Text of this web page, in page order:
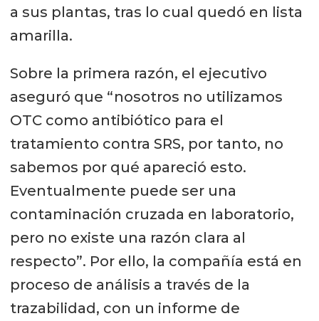
a sus plantas, tras lo cual quedó en lista
amarilla.
Sobre la primera razón, el ejecutivo
aseguró que “nosotros no utilizamos
OTC como antibiótico para el
tratamiento contra SRS, por tanto, no
sabemos por qué apareció esto.
Eventualmente puede ser una
contaminación cruzada en laboratorio,
pero no existe una razón clara al
respecto”. Por ello, la compañía está en
proceso de análisis a través de la
trazabilidad, con un informe de